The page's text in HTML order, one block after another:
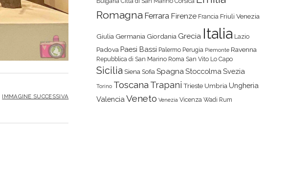
IMMAGINE SUCCESSIVA
Romagna Ferrara Firenze Francia Friuli Venezia
Giulia Germania Giordania Grecia Italia Lazio
Padova Paesi Bassi Palermo Perugia Piemonte Ravenna
Repubblica di San Marino Roma San Vito Lo Capo
Sicilia Siena Sofia SpagnaStoccolma Svezia
Torino Toscana Trapani Trieste Umbria Ungheria
Valencia Veneto Venezia Vicenza Wadi Rum